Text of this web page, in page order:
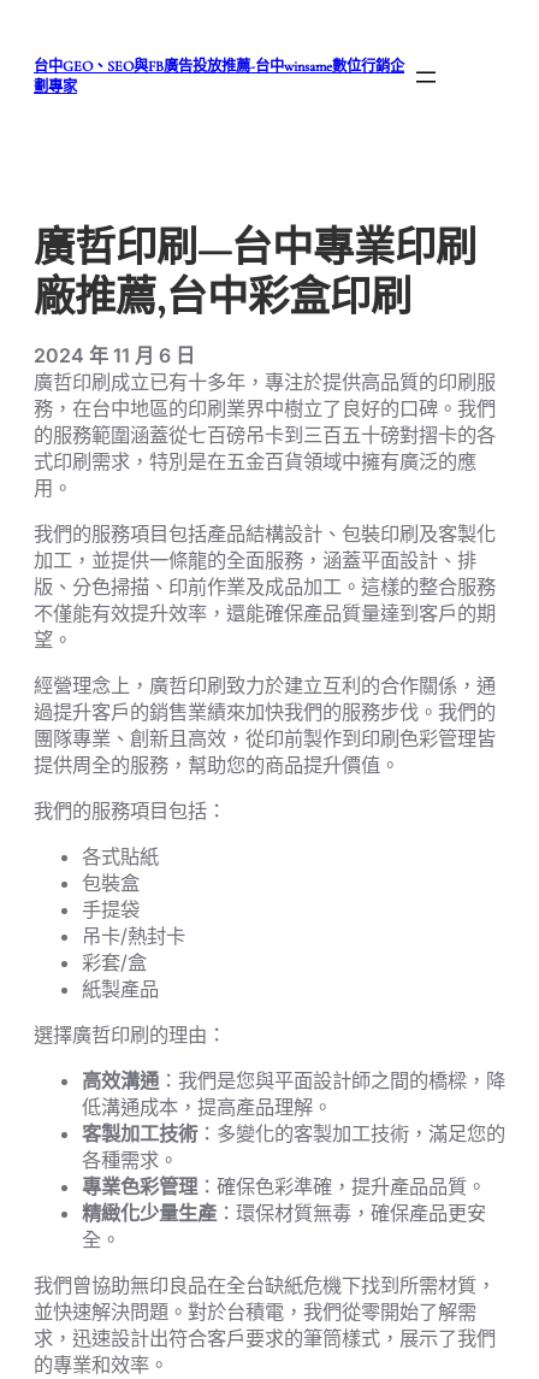
台中GEO、SEO與FB廣告投放推薦-台中winsame數位行銷企
劃專家
廣哲印刷—台中專業印刷
廠推薦,台中彩盒印刷
2024 年 11 月 6 日
廣哲印刷成立已有十多年，專注於提供高品質的印刷服
務，在台中地區的印刷業界中樹立了良好的口碑。我們
的服務範圍涵蓋從七百磅吊卡到三百五十磅對摺卡的各
式印刷需求，特別是在五金百貨領域中擁有廣泛的應
用。
我們的服務項目包括產品結構設計、包裝印刷及客製化
加工，並提供一條龍的全面服務，涵蓋平面設計、排
版、分色掃描、印前作業及成品加工。這樣的整合服務
不僅能有效提升效率，還能確保產品質量達到客戶的期
望。
經營理念上，廣哲印刷致力於建立互利的合作關係，通
過提升客戶的銷售業績來加快我們的服務步伐。我們的
團隊專業、創新且高效，從印前製作到印刷色彩管理皆
提供周全的服務，幫助您的商品提升價值。
我們的服務項目包括：
各式貼紙
包裝盒
手提袋
吊卡/熱封卡
彩套/盒
紙製產品
選擇廣哲印刷的理由：
高效溝通 ：我們是您與平面設計師之間的橋樑，降
低溝通成本，提高產品理解。
客製加工技術：多變化的客製加工技術，滿足您的
各種需求。
專業色彩管理：確保色彩準確，提升產品品質。
精緻化少量生產：環保材質無毒，確保產品更安
全。
我們曾協助無印良品在全台缺紙危機下找到所需材質，
並快速解決問題。對於台積電，我們從零開始了解需
求，迅速設計出符合客戶要求的筆筒樣式，展示了我們
的專業和效率。